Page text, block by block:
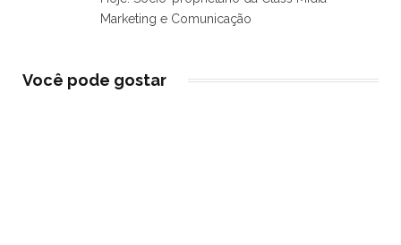
Marketing e Comunicação
Você pode gostar